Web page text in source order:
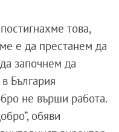
това,
е да престанем да
започнем да
България
не върши работа.
обяви